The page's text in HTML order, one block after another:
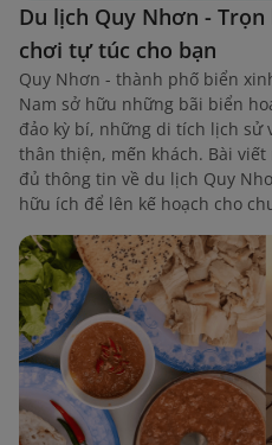
Du lịch Quy Nhơn -
chơi tự túc cho bạn
Quy Nhơn - thành phố biển
Nam sở hữu những bãi biển
đảo kỳ bí, những di tích lịch sử
thân thiện, mến khách. Bài
đủ thông tin về du lịch Quy
hữu ích để lên kế hoạch cho